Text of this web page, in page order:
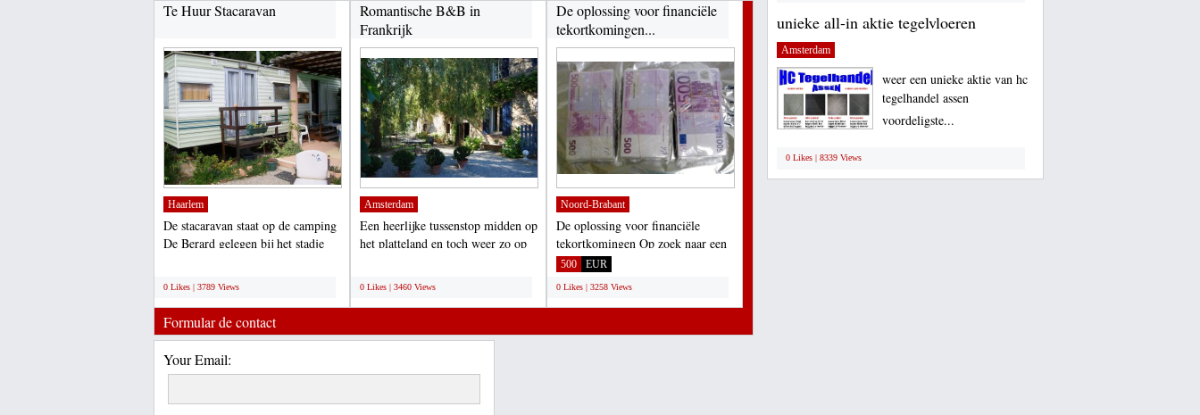
Te Huur Stacaravan
Haarlem
De stacaravan staat op de camping
De Berard gelegen bij het stadje
0 Likes | 3789 Views
Romantische B&B in
Frankrijk
Amsterdam
Een heerlijke tussenstop midden op
het platteland en toch weer zo op
0 Likes | 3460 Views
De oplossing voor financiële
tekortkomingen...
Noord-Brabant
De oplossing voor financiële
tekortkomingen Op zoek naar een
zakelijke lening, persoonlijke...
500 EUR
0 Likes | 3258 Views
Formular de contact
Your Email:
unieke all-in aktie tegelvloeren
Amsterdam
weer een unieke aktie van hc
tegelhandel assen
voordeligste...
0 Likes | 8339 Views